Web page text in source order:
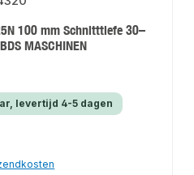
100 mm Schnitttiefe 30–
MASCHINEN
levertijd 4-5 dagen